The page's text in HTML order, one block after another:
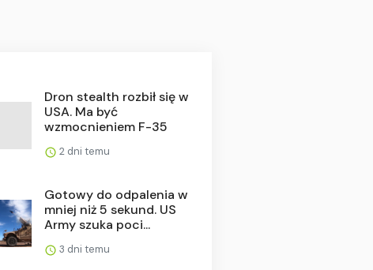
Dron stealth rozbił się w
USA. Ma być
wzmocnieniem F-35
2 dni temu
Gotowy do odpalenia w
mniej niż 5 sekund. US
Army szuka poci...
3 dni temu